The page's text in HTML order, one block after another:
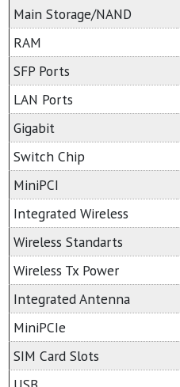
Main Storage/NAND
RAM
SFP Ports
LAN Ports
Gigabit
Switch Chip
MiniPCI
Integrated Wireless
Wireless Standarts
Wireless Tx Power
Integrated Antenna
MiniPCIe
SIM Card Slots